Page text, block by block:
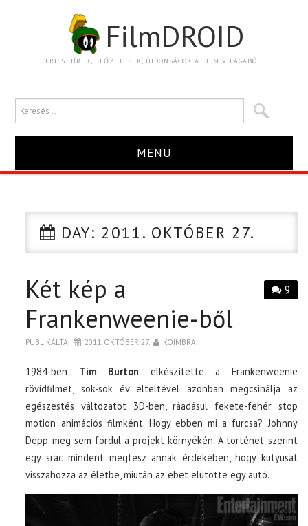
FilmDROID
FRISS HÍREK, ELŐZETESEK, ÚJDONSÁGOK A FILM VILÁGÁBÓL.
MENU
TRAILER
TOP10
CIKK
PÓLÓ RENDELÉS
DAY: 2011. OKTÓBER 27.
9
Két kép a
Frankenweenie-ből
PUBLIKÁLTA 2011. OKTÓBER 27. KOIMBRA
1984-ben Tim Burton elkészítette a Frankenweenie
rövidfilmet, sok-sok év elteltével azonban megcsinálja az
egészestés változatot 3D-ben, ráadásul fekete-fehér stop
motion animációs filmként. Hogy ebben mi a furcsa? Johnny
Depp meg sem fordul a projekt környékén. A történet szerint
egy srác mindent megtesz annak érdekében, hogy kutyusát
visszahozza az életbe, miután az ebet elütötte egy autó.